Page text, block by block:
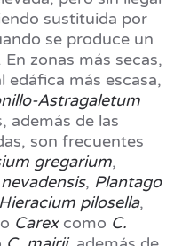
sustituida por
se produce un
zonas más secas,
más escasa,
Astragaletum
además de las
son frecuentes
gregarium,
, Plantago
Hieracium pilosella,
Carexcomo C.